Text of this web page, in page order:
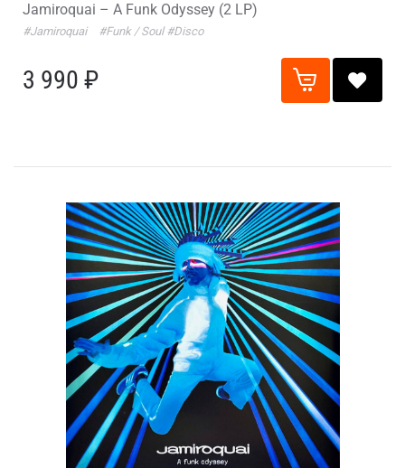
Jamiroquai – A Funk Odyssey (2 LP)
#Jamiroquai #Funk / Soul #Disco
3 990 ₽